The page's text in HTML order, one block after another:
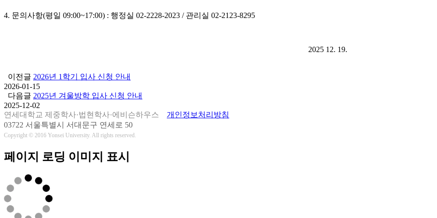
4. 문의사항(평일 09:00~17:00) : 행정실 02-2228-2023 / 관리실 02-2123-8295
2025 12. 19.
이전글 2026년 1학기 입사 신청 안내
2026-01-15
다음글 2025년 겨울방학 입사 신청 안내
2025-12-02
연세대학교 제중학사·법현학사·에비슨하우스
개인정보처리방침
03722 서울특별시 서대문구 연세로 50
Copyright © 2016 Yonsei University. All rights reserved.
페이지 로딩 이미지 표시